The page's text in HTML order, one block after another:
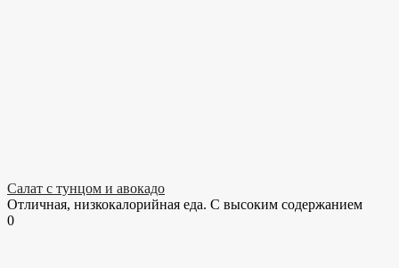
Салат с тунцом и авокадо
Отличная, низкокалорийная еда. С высоким содержанием
0